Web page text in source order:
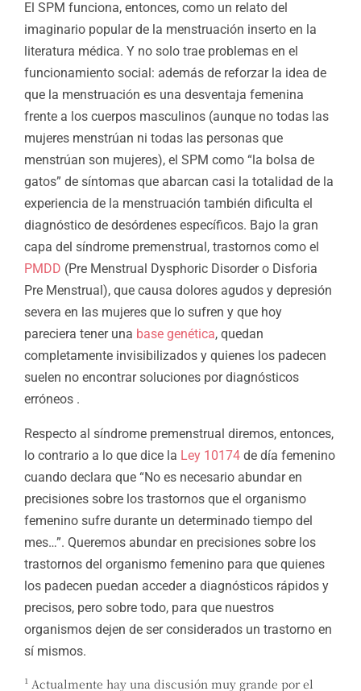
El SPM funciona, entonces, como un relato del
imaginario popular de la menstruación inserto en la
literatura médica. Y no solo trae problemas en el
funcionamiento social: además de reforzar la idea de
que la menstruación es una desventaja femenina
frente a los cuerpos masculinos (aunque no todas las
mujeres menstrúan ni todas las personas que
menstrúan son mujeres), el SPM como “la bolsa de
gatos” de síntomas que abarcan casi la totalidad de la
experiencia de la menstruación también dificulta el
diagnóstico de desórdenes específicos. Bajo la gran
capa del síndrome premenstrual, trastornos como el
PMDD (Pre Menstrual Dysphoric Disorder o Disforia
Pre Menstrual), que causa dolores agudos y depresión
severa en las mujeres que lo sufren y que hoy
pareciera tener una base genética, quedan
completamente invisibilizados y quienes los padecen
suelen no encontrar soluciones por diagnósticos
erróneos .
Respecto al síndrome premenstrual diremos, entonces,
lo contrario a lo que dice la Ley 10174 de día femenino
cuando declara que “No es necesario abundar en
precisiones sobre los trastornos que el organismo
femenino sufre durante un determinado tiempo del
mes…”. Queremos abundar en precisiones sobre los
trastornos del organismo femenino para que quienes
los padecen puedan acceder a diagnósticos rápidos y
precisos, pero sobre todo, para que nuestros
organismos dejen de ser considerados un trastorno en
sí mismos.
¹ Actualmente hay una discusión muy grande por el